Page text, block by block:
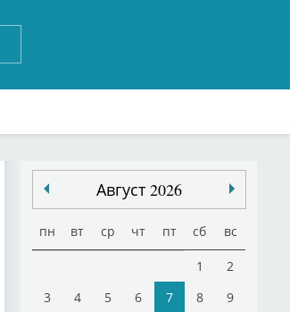
Август 2026
пн вт ср чт пт сб вс
1
2
3
4 5 6 7 8
9